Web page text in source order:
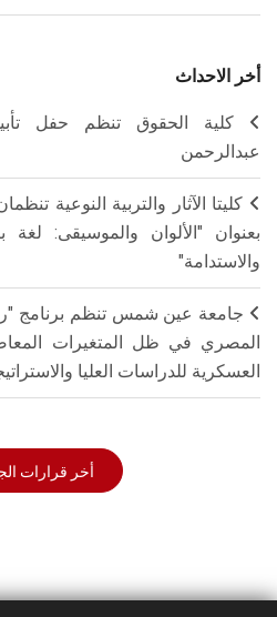
أخر الاحداث
كلية الحقوق تنظم حفل
عبدالرحمن
كليتا الآثار والتربية النوعية
بعنوان "الألوان والموسيقى:
والاستدامة"
جامعة عين شمس تنظم برنامج
المصري في ظل المتغيرات
العسكرية للدراسات العليا
أخر قرارات